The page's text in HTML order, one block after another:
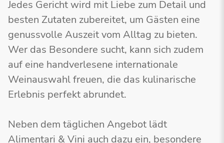
Jedes Gericht wird mit Liebe zum Detail und
besten Zutaten zubereitet, um Gästen eine
genussvolle Auszeit vom Alltag zu bieten.
Wer das Besondere sucht, kann sich zudem
auf eine handverlesene internationale
Weinauswahl freuen, die das kulinarische
Erlebnis perfekt abrundet.
Neben dem täglichen Angebot lädt
Alimentari & Vini auch dazu ein, besondere